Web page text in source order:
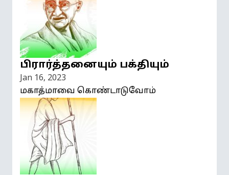
பிரார்த்தனையும் பக்தியும்
Jan 16, 2023
மகாத்மாவை கொண்டாடுவோம்